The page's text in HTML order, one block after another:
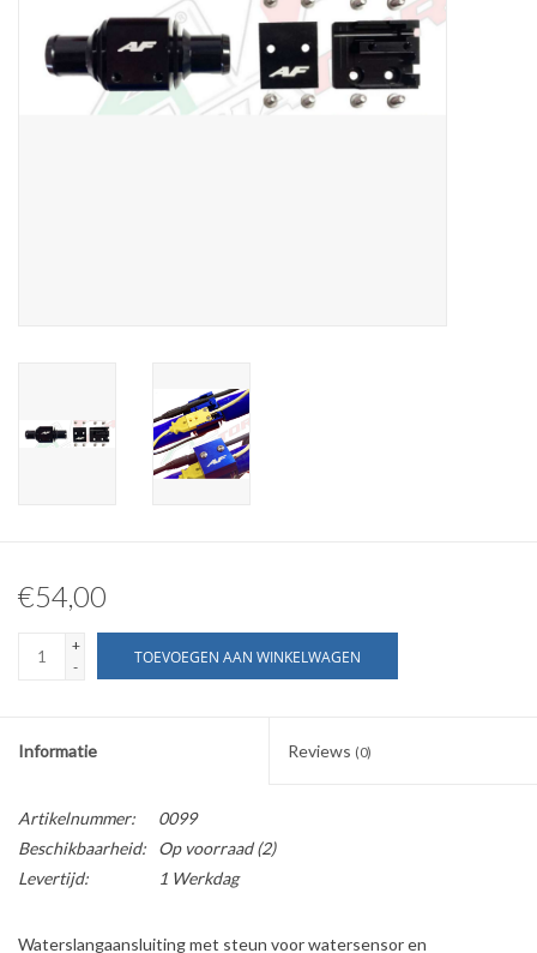
Motoren en onderdelen
€54,00
+
-
TOEVOEGEN AAN WINKELWAGEN
Informatie Reviews (0)
Artikelnummer:
0099
Beschikbaarheid:
Op voorraad(2)
Levertijd:
1 Werkdag
Waterslangaansluiting met steun voor watersensor en